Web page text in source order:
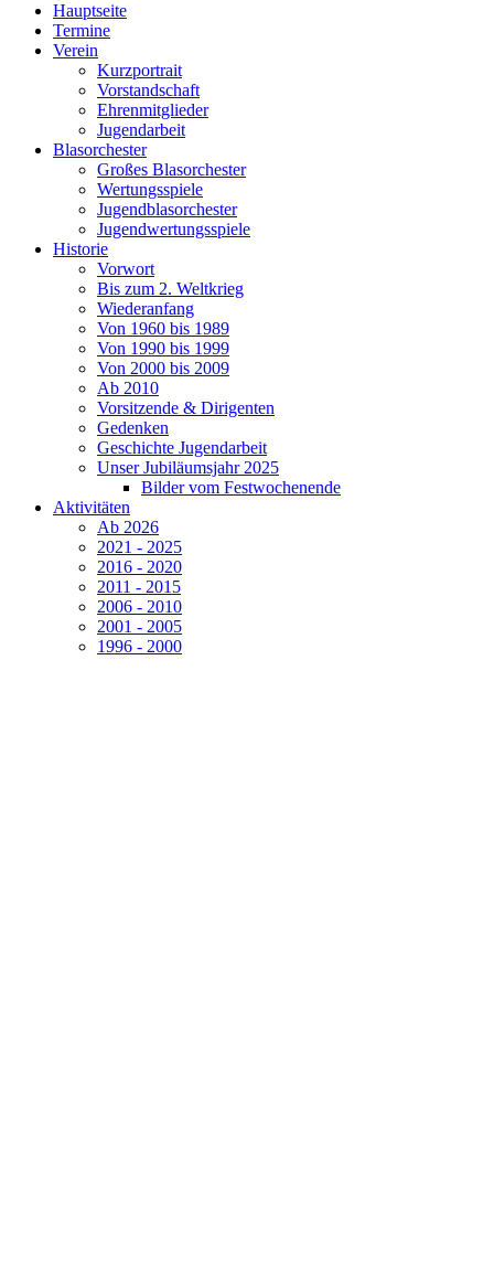
Hauptseite
Termine
Verein
Kurzportrait
Vorstandschaft
Ehrenmitglieder
Jugendarbeit
Blasorchester
Großes Blasorchester
Wertungsspiele
Jugendblasorchester
Jugendwertungsspiele
Historie
Vorwort
Bis zum 2. Weltkrieg
Wiederanfang
Von 1960 bis 1989
Von 1990 bis 1999
Von 2000 bis 2009
Ab 2010
Vorsitzende & Dirigenten
Gedenken
Geschichte Jugendarbeit
Unser Jubiläumsjahr 2025
Bilder vom Festwochenende
Aktivitäten
Ab 2026
2021 - 2025
2016 - 2020
2011 - 2015
2006 - 2010
2001 - 2005
1996 - 2000